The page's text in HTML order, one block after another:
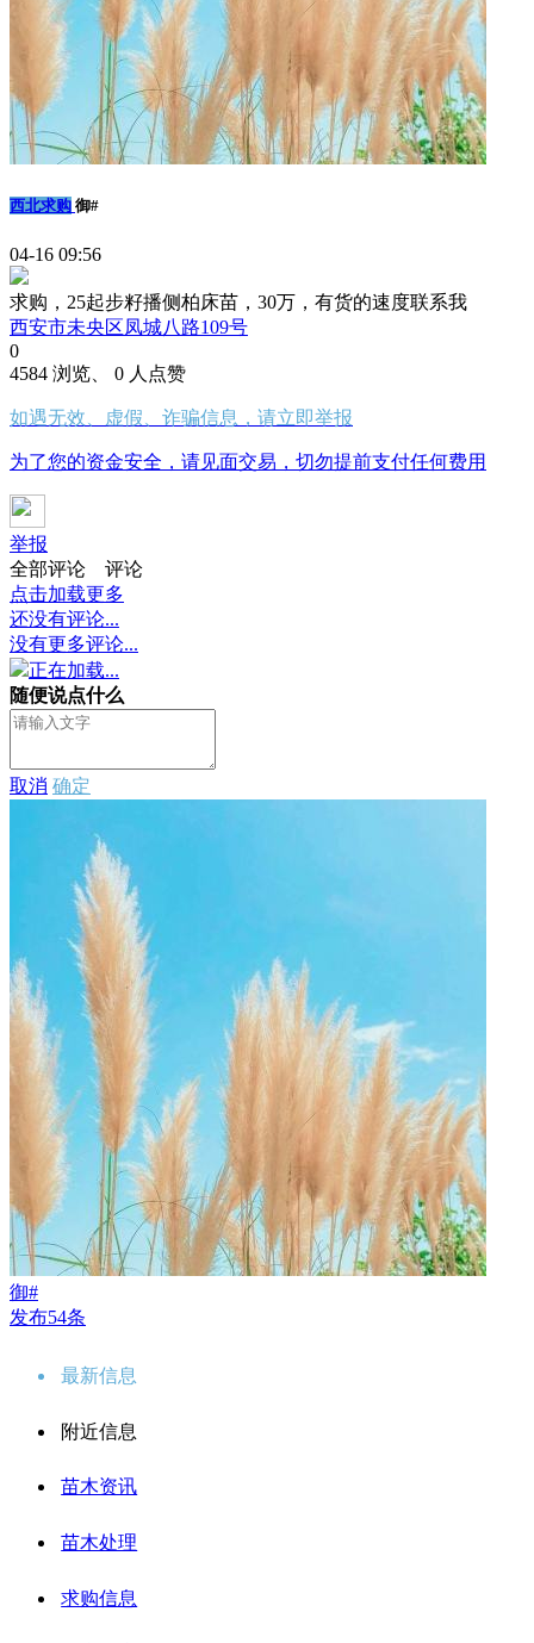
西北求购 御#
04-16 09:56
求购，25起步籽播侧柏床苗，30万，有货的速度联系我
西安市未央区凤城八路109号
0
4584 浏览、 0 人点赞
如遇无效、虚假、诈骗信息，请立即举报
为了您的资金安全，请见面交易，切勿提前支付任何费用
举报
全部评论
评论
点击加载更多
还没有评论...
没有更多评论...
正在加载...
随便说点什么
取消 确定
御#
发布54条
最新信息
附近信息
苗木资讯
苗木处理
求购信息